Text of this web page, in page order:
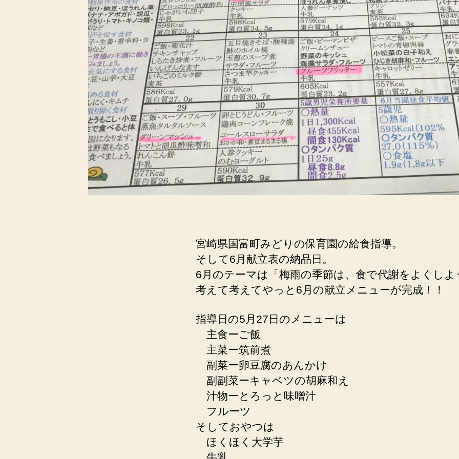
宮崎県国富町みどりの保育園の給食指導。
そして6月献立表の納品日。
6月のテーマは「梅雨の季節は、食で代謝をよくしよ
考えて考えてやっと6月の献立メニューが完成！！
指導日の5月27日のメニューは
主食ーご飯
主菜ー筑前煮
副菜ー卵豆腐のあんかけ
副副菜ーキャベツの胡麻和え
汁物ーとろっと味噌汁
フルーツ
そしておやつは
ほくほく大学芋